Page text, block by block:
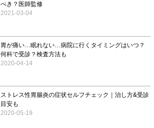
べき？医師監修
2021-03-04
胃が痛い…眠れない…病院に行くタイミングはいつ？
何科で受診？検査方法も
2020-04-14
ストレス性胃腸炎の症状セルフチェック｜治し方&受診
目安も
2020-05-19